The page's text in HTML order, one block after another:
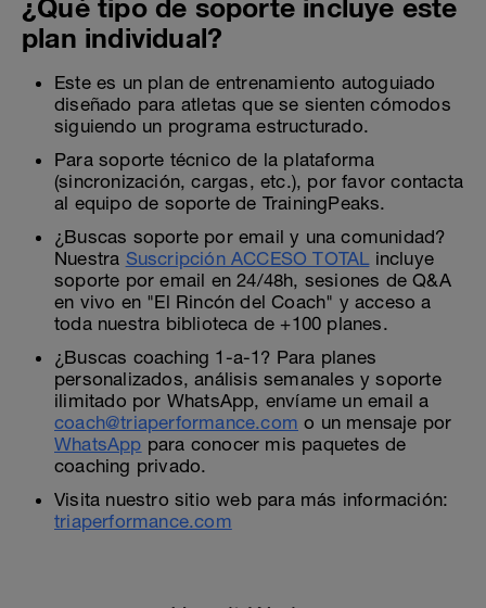
¿Qué tipo de soporte incluye este
plan individual?
Este es un plan de entrenamiento autoguiado
diseñado para atletas que se sienten cómodos
siguiendo un programa estructurado.
Para soporte técnico de la plataforma
(sincronización, cargas, etc.), por favor contacta
al equipo de soporte de TrainingPeaks.
¿Buscas soporte por email y una comunidad?
Nuestra Suscripción ACCESO TOTAL incluye
soporte por email en 24/48h, sesiones de Q&A
en vivo en "El Rincón del Coach" y acceso a
toda nuestra biblioteca de +100 planes.
¿Buscas coaching 1-a-1? Para planes
personalizados, análisis semanales y soporte
ilimitado por WhatsApp, envíame un email a
coach@triaperformance.com o un mensaje por
WhatsApp para conocer mis paquetes de
coaching privado.
Visita nuestro sitio web para más información:
triaperformance.com